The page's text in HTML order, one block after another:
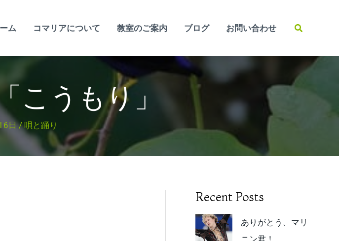
ム コマリアについて 教室のご案内 ブログ お問い合わせ
検
こうもり」
日/唄と踊り
Recent Posts
ありがとう、マリ
ニン君！